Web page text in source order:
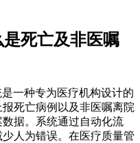
死亡及非医嘱
一种专为医疗机构设计的
死亡病例以及非医嘱离院
数据。系统通过自动化流
人为错误。在医疗质量管